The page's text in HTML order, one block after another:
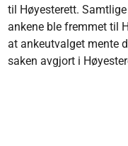
til Høyesterett.
ankene ble fremmet til
at ankeutvalget mente
saken avgjort i